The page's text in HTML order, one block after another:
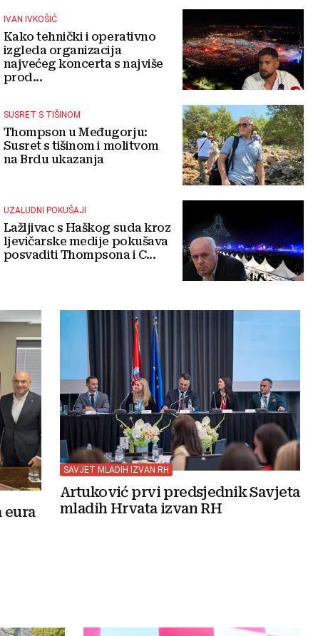
IVAN IVKOŠIĆ
Kako tehnički i operativno
izgleda organizacija
najvećeg koncerta s najviše
prod...
SUSRET S TIŠINOM
Thompson u Međugorju:
Susret s tišinom i molitvom
na Brdu ukazanja
UZALUDNI POKUŠAJI
Lažljivac s Haškog suda kroz
ljevičarske medije pokušava
posvaditi Thompsona i C...
eura
SAVJET MLADIH IZVAN RH
Artuković prvi predsjednik Savjeta
mladih Hrvata izvan RH